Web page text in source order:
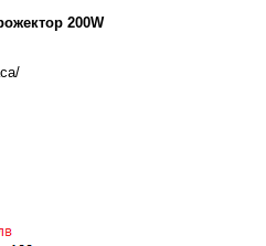
200W